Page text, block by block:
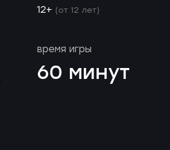
12+ (от 12 лет)
время игры
60 минут